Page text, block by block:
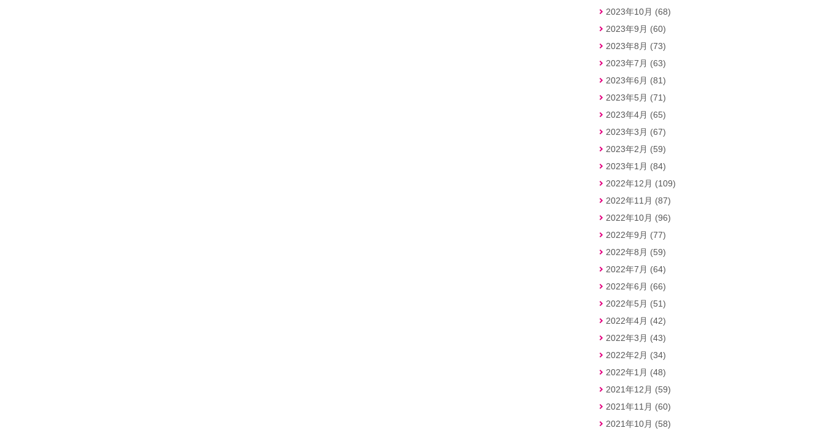
2023年10月 (68)
2023年9月 (60)
2023年8月 (73)
2023年7月 (63)
2023年6月 (81)
2023年5月 (71)
2023年4月 (65)
2023年3月 (67)
2023年2月 (59)
2023年1月 (84)
2022年12月 (109)
2022年11月 (87)
2022年10月 (96)
2022年9月 (77)
2022年8月 (59)
2022年7月 (64)
2022年6月 (66)
2022年5月 (51)
2022年4月 (42)
2022年3月 (43)
2022年2月 (34)
2022年1月 (48)
2021年12月 (59)
2021年11月 (60)
2021年10月 (58)